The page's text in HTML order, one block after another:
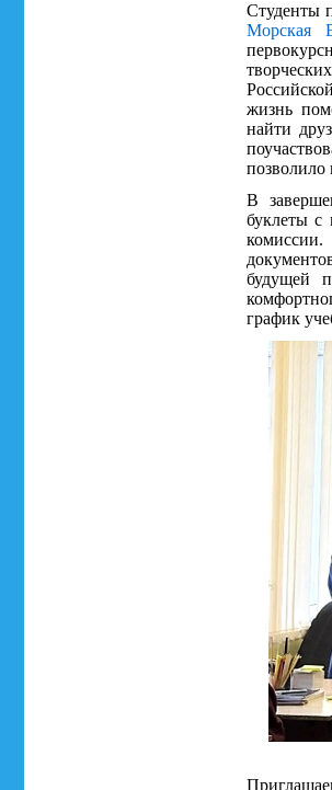
Студенты
Морская
жизнь
найти
позволило
В
буклеты с
будущей
график